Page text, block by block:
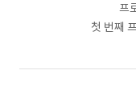
프
첫 번째